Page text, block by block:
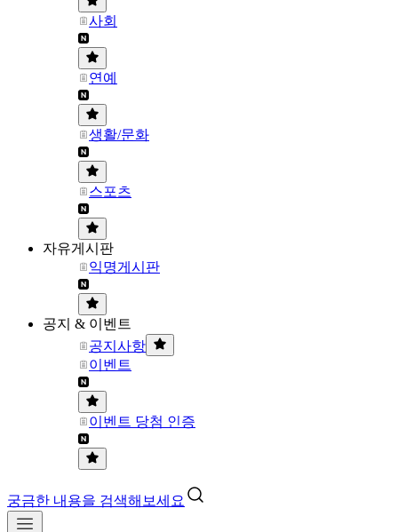
사회
연예
생활/문화
스포츠
자유게시판
익명게시판
공지 & 이벤트
공지사항
이벤트
이벤트 당첨 인증
궁금한 내용을 검색해보세요